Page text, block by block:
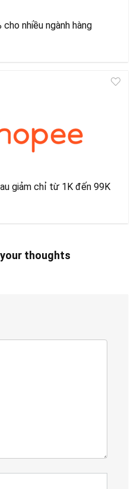
nhiều ngành hàng
giảm chỉ từ 1K đến 99K
thoughts